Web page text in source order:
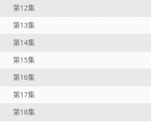
第12集
第13集
第14集
第15集
第16集
第17集
第18集